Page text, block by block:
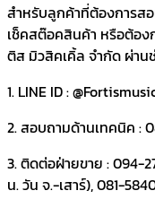
สำหรับลูกค้าที่ต้องการส
เช็คสต๊อคสินค้า หรือต้อ
ติส มิวสิคเคิ้ล จำกัด ผ่าน
1. LINE ID :
2. สอบถามด้านเทคนิค :
3. ติดต่อฝ่ายขาย : 094-
น. วัน จ.-เสาร์), 081-